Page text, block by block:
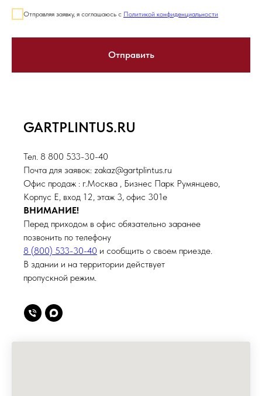
Отправляя заявку, я соглашаюсь с Политикой конфиденциальности
Отправить
GARTPLINTUS.RU
Тел. 8 800 533-30-40
Почта для заявок: zakaz@gartplintus.ru
Офис продаж : г.Москва , Бизнес Парк Румянцево,
Корпус Е, вход 12, этаж 3, офис 301е
ВНИМАНИЕ!
Перед приходом в офис обязательно заранее
позвонить по телефону
8 (800) 533-30-40 и сообщить о своем приезде.
В здании и на территории действует
пропускной режим.